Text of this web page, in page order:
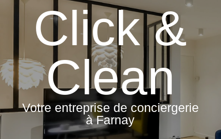
Click &
Clean
Votre entreprise de conciergerie
à Farnay